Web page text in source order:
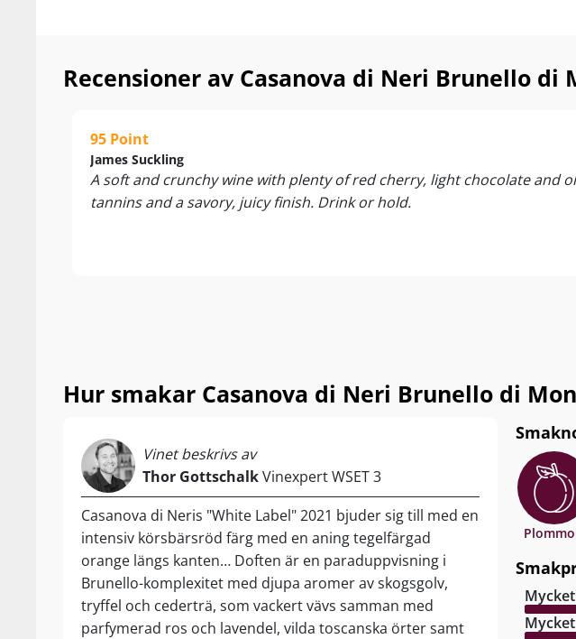
presenterar här Sangiovese-druvan
okonstlat. Vi ger dig Supervins unika
winemaker
Njut av den till saftigt nötkött, lamm
Recensioner av Casanova di Neri Brunello di
95 Point
James Suckling
A soft and crunchy wine with plenty of red cherry, light chocolate and
tannins and a savory, juicy finish. Drink or hold.
Hur smakar Casanova di Neri Brunello di
Vinet beskrivs av
Thor GottschalkVinexpert WSET 3
Casanova di Neris "White Label" 2021 bjuder sig till med en
intensiv körsbärsröd färg med en aning tegelfärgad
orange längs kanten… Doften är en paraduppvisning i
Brunello-komplexitet med djupa aromer av skogsgolv,
tryffel och cederträ, som vackert vävs samman med
parfymerad ros och lavendel, vilda toscanska örter samt